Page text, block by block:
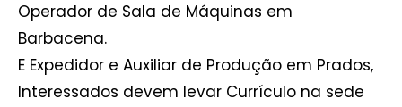
Operador de Sala de Máquinas em
Barbacena.
E Expedidor e Auxiliar de Produção em Prados,
Interessados devem levar Currículo na sede